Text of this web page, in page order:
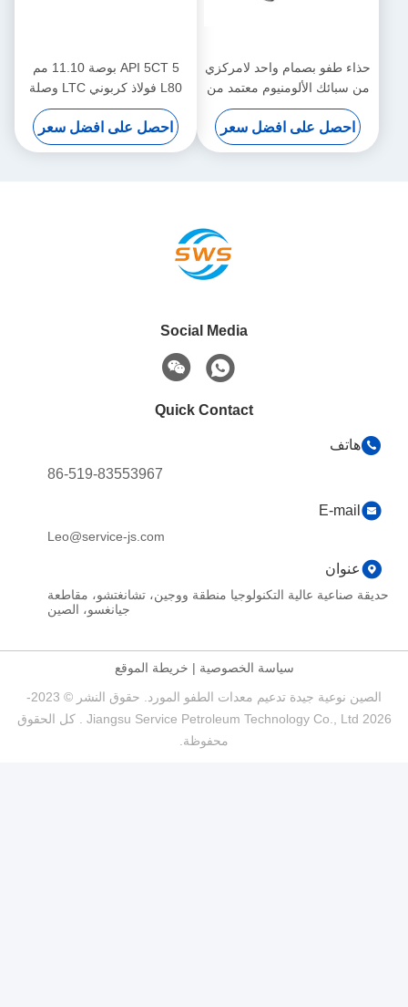
بصمام واحد لامركزي
الألومنيوم معتمد من
API 5CT مقاس 11 3/4 بوصة
وسمك 13.56 مم L80 BTC-PE
النفط والغاز
على افضل سعر
API 5CT 5 بوصة 11.10 مم
L80 فولاذ كربوني LTC وصلة
خيطية طوق عائم مزدوج
الصمام أداة إسمنت عالي
الضغط
احصل على افضل سعر
Social Media
Quick Contact
86-519-83553967
Leo@service-js.com
عالية التكنولوجيا منطقة ووجين، تشانغتشو، مقاطعة
جيانغسو، الصين
سياسة الخصوصية|خريطة الموقع
الصين نوعية جيدة تدعيم معدات الطفو المورد. حقوق النشر © 2023-
2026 Jiangsu Service Petroleum Technology Co., Ltd . كل الحقوق